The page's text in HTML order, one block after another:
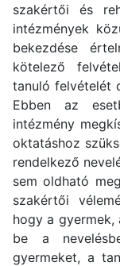
szakértői és
intézmények
bekezdése
kötelező
tanuló felvételét
Ebben az
intézmény
oktatáshoz
rendelkező
sem oldható
szakértői
hogy a
be a
gyermeket, a